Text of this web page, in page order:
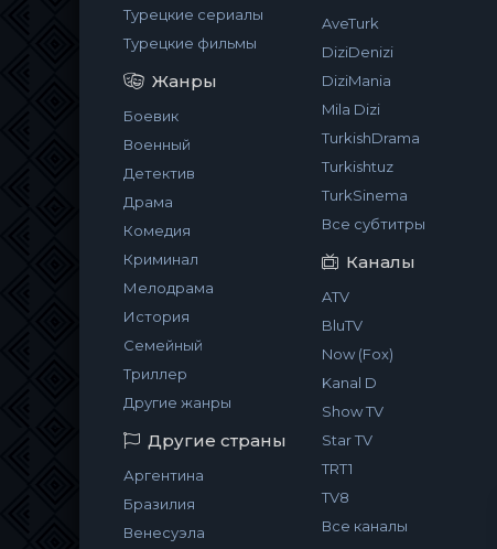
Турецкие сериалы
Турецкие фильмы
Жанры
Боевик
Военный
Детектив
Драма
Комедия
Криминал
Мелодрама
История
Семейный
Триллер
Другие жанры
Другие страны
Аргентина
Бразилия
Венесуэла
AveTurk
DiziDenizi
DiziMania
Mila Dizi
TurkishDrama
Turkishtuz
TurkSinema
Все субтитры
Каналы
ATV
BluTV
Now (Fox)
Kanal D
Show TV
Star TV
TRT1
TV8
Все каналы